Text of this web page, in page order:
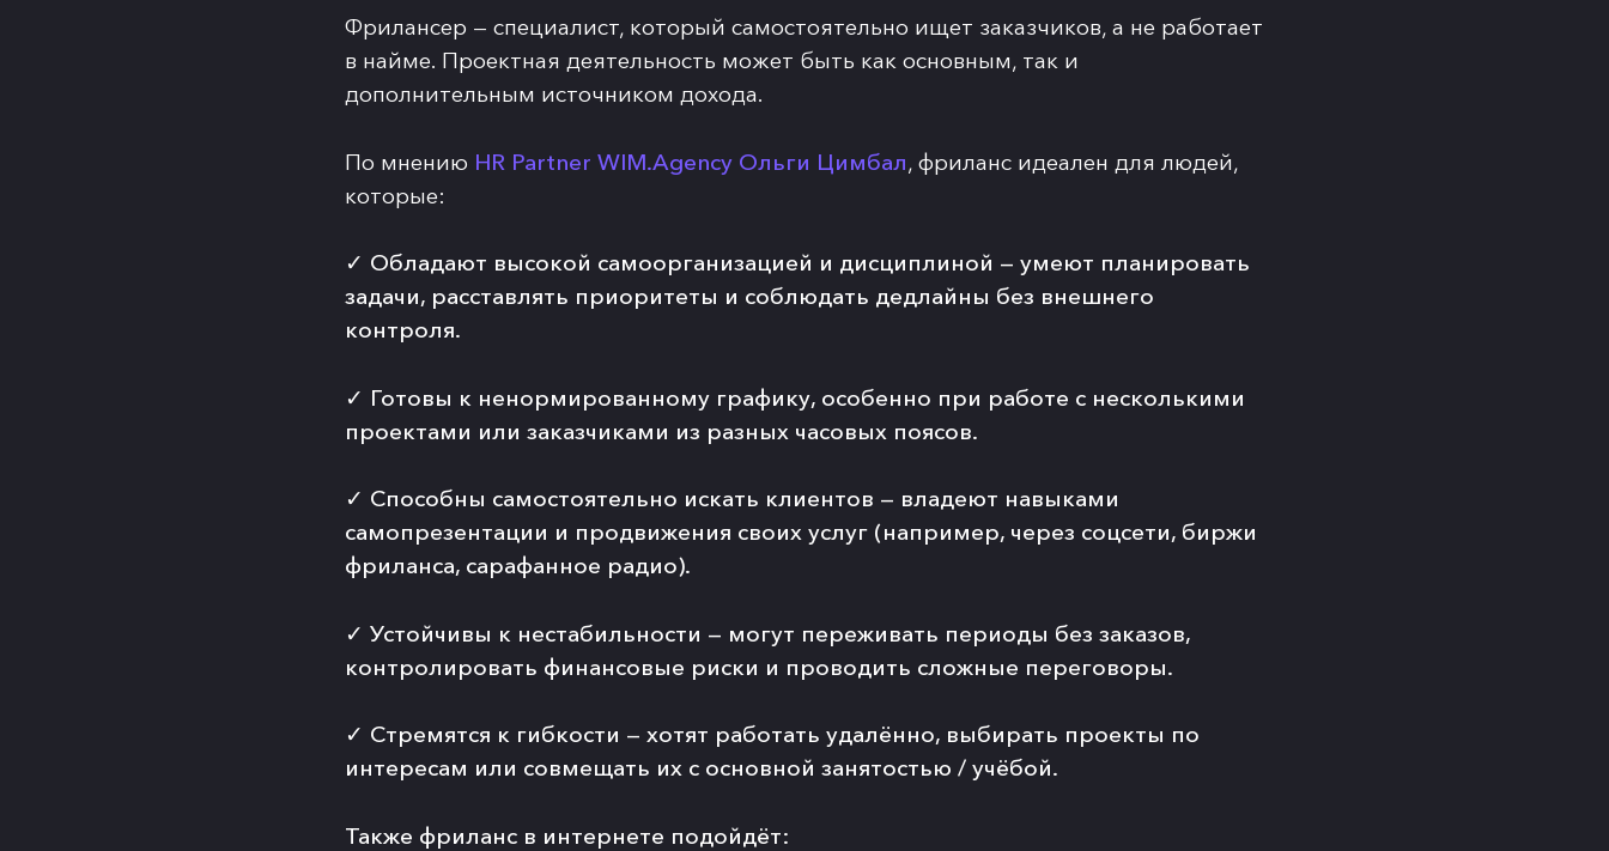
Фрилансер — специалист, который самостоятельно ищет заказчиков, а не работает
в найме. Проектная деятельность может быть как основным, так и
дополнительным источником дохода.
По мнению HR Partner WIM.Agency Ольги Цимбал, фриланс идеален для людей,
которые:
✓ Обладают высокой самоорганизацией и дисциплиной — умеют планировать
задачи, расставлять приоритеты и соблюдать дедлайны без внешнего
контроля.
✓ Готовы к ненормированному графику, особенно при работе с несколькими
проектами или заказчиками из разных часовых поясов.
✓ Способны самостоятельно искать клиентов — владеют навыками
самопрезентации и продвижения своих услуг (например, через соцсети, биржи
фриланса, сарафанное радио).
✓Устойчивы к нестабильности — могут переживать периоды без заказов,
контролировать финансовые риски и проводить сложные переговоры.
✓ Стремятся к гибкости — хотят работать удалённо, выбирать проекты по
интересам или совмещать их с основной занятостью / учёбой.
Также фриланс в интернете подойдёт: